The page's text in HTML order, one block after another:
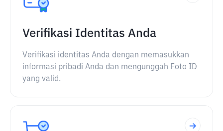
Verifikasi Identitas Anda
Verifikasi identitas Anda dengan memasukkan
informasi pribadi Anda dan mengunggah Foto ID
yang valid.